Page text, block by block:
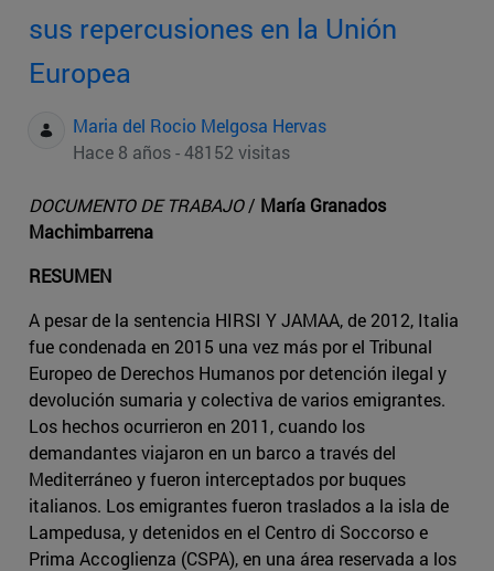
sus repercusiones en la Unión
Europea
Maria del Rocio Melgosa Hervas
Hace 8 años - 48152 visitas
DOCUMENTO DE TRABAJO/ María Granados
Machimbarrena
RESUMEN
A pesar de la sentencia HIRSI Y JAMAA, de 2012, Italia
fue condenada en 2015 una vez más por el Tribunal
Europeo de Derechos Humanos por detención ilegal y
devolución sumaria y colectiva de varios emigrantes.
Los hechos ocurrieron en 2011, cuando los
demandantes viajaron en un barco a través del
Mediterráneo y fueron interceptados por buques
italianos. Los emigrantes fueron traslados a la isla de
Lampedusa, y detenidos en el Centro di Soccorso e
Prima Accoglienza (CSPA), en una área reservada a los